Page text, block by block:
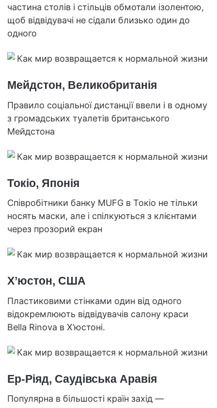
частина столів і стільців обмотали ізолентою,
щоб відвідувачі не сідали близько один до
одного
Мейдстон, Великобританія
Правило соціальної дистанції ввели і в одному
з громадських туалетів британського
Мейдстона
Токіо, Японія
Співробітники банку MUFG в Токіо не тільки
носять маски, але і спілкуються з клієнтами
через прозорий екран
Х’юстон, США
Пластиковими стінками один від одного
відокремлюють відвідувачів салону краси
Bella Rinova в Х’юстоні.
Ер-Ріяд, Саудівська Аравія
Популярна в більшості країн захід —